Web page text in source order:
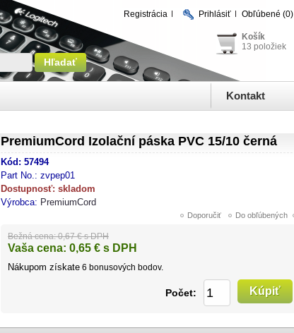
Registrácia Prihlásiť Obľúbené (0)
Košík
13 položiek
Kontakt
PremiumCord Izolační páska PVC 15/10 černá
Kód: 57494
Part No.: zvpep01
Dostupnosť: skladom
Výrobca: PremiumCord
Bežná cena: 0,67 € s DPH
Vaša cena: 0,65 € s DPH
Nákupom získate 6 bonusových bodov.
Počet: